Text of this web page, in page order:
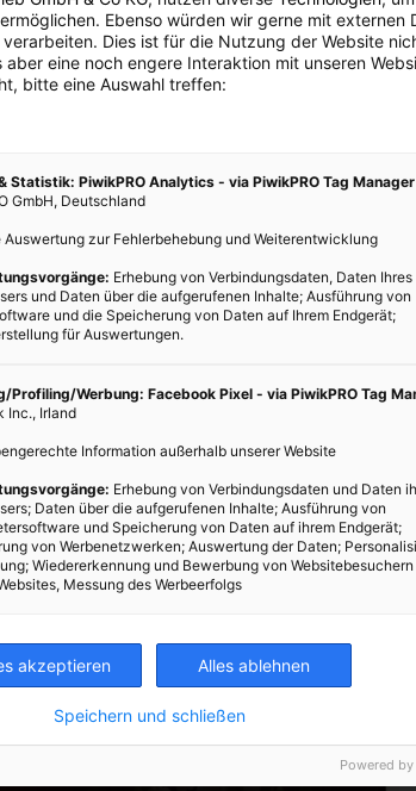
LEBEN
vermeidet man Mikroplastik beim
9. JULI 2018
mittlerweile hat wahrscheinlich fast jeder
gehört. Es sind winzig kleine Plastikteile, die in
viel Kosmetika vorkommen. Mikroplastik
nicht nur in fester Form vorhanden, sondern
wird…
TEILEN
Ebenso würden wir gerne mit externen
Dies ist für die Nutzung der Website
eine noch engere Interaktion mit unseren
bitte eine Auswahl treffen:
Statistik: PiwikPRO Analytics - via PiwikPRO Tag Manager
GmbH, Deutschland
Auswertung zur Fehlerbehebung und Weiterentwicklung
Erhebung von Verbindungsdaten, Daten Ihres
und Daten über die aufgerufenen Inhalte; Ausführung von
und die Speicherung von Daten auf Ihrem Endgerät;
für Auswertungen.
Profiling/Werbung: Facebook Pixel - via PiwikPRO Tag
Inc., Irland
Information außerhalb unserer Website
Erhebung von Verbindungsdaten und Daten
Daten über die aufgerufenen Inhalte; Ausführung von
und Speicherung von Daten auf ihrem Endgerät;
von Werbenetzwerken; Auswertung der Daten;
Wiedererkennung und Bewerbung von
Messung des Werbeerfolgs
akzeptieren Alles ablehnen
Speichern und schließen
Powered by